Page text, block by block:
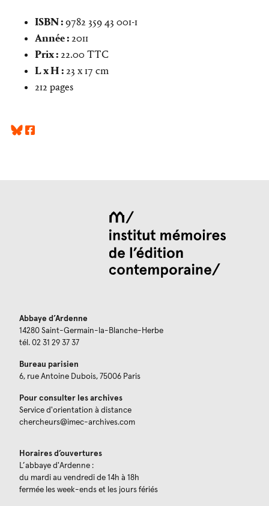
ISBN :9782 359 43 001-1
Année :2011
Prix :22.00 TTC
L x H :23 x 17 cm
212 pages
Abbaye d’Ardenne
14280 Saint-Germain-la-Blanche-Herbe
tél. 02 31 29 37 37
Bureau parisien
6, rue Antoine Dubois, 75006 Paris
Pour consulter les archives
Service d'orientation à distance
chercheurs@imec-archives.com
Horaires d’ouvertures
L’abbaye d'Ardenne :
du mardi au vendredi de 14h à 18h
fermée les week-ends et les jours fériés